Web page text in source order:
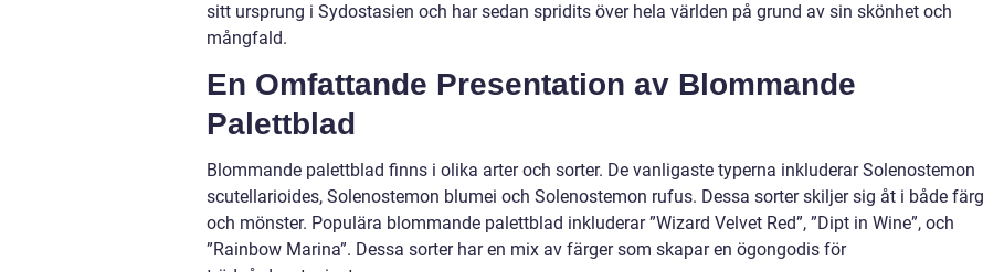
sitt ursprung i Sydostasien och har sedan spridits över hela världen på grund av sin skönhet och
mångfald.
En Omfattande Presentation av Blommande
Palettblad
Blommande palettblad finns i olika arter och sorter. De vanligaste typerna inkluderar Solenostemon
scutellarioides, Solenostemon blumei och Solenostemon rufus. Dessa sorter skiljer sig åt i både färg
och mönster. Populära blommande palettblad inkluderar ”Wizard Velvet Red”, ”Dipt in Wine”, och
”Rainbow Marina”. Dessa sorter har en mix av färger som skapar en ögongodis för